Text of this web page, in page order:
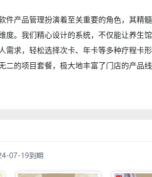
件产品管理扮演着至关重要的角色，其精
度。我们精心设计的系统，不仅能让养生
需求，轻松选择次卡、年卡等多种疗程卡
二的项目套餐，极大地丰富了门店的产品